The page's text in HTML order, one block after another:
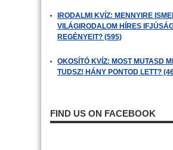
IRODALMI KVÍZ: MENNYIRE
VILÁGIRODALOM HÍRES
REGÉNYEIT? (595)
OKOSÍTÓ KVÍZ: MOST MUTASD
TUDSZ! HÁNY PONTOD LETT?
FIND US ON FACEBOOK